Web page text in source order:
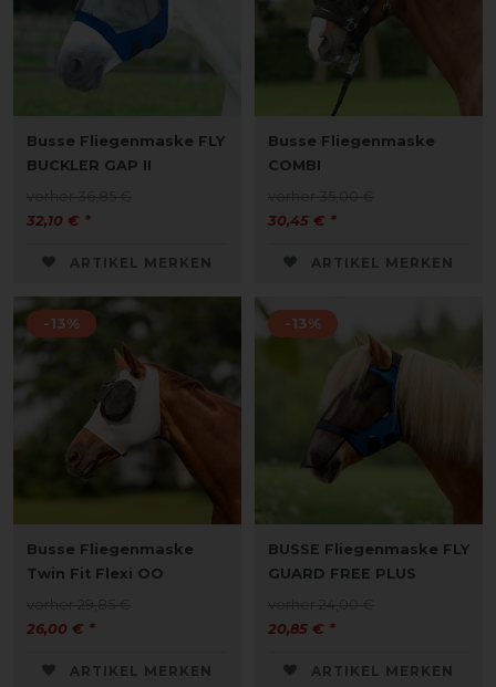
Busse Fliegenmaske FLY
BUCKLER GAP II
32,10 € *
ARTIKEL MERKEN
Busse Fliegenmaske
COMBI
30,45 € *
ARTIKEL MERKEN
-13%
Busse Fliegenmaske
Twin Fit Flexi OO
26,00 € *
ARTIKEL MERKEN
-13%
BUSSE Fliegenmaske FLY
GUARD FREE PLUS
20,85 € *
ARTIKEL MERKEN